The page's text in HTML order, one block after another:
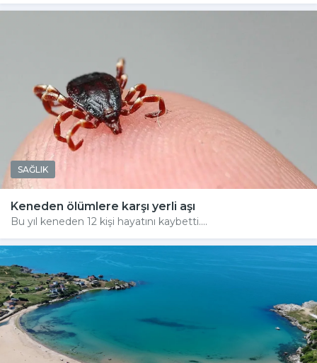
SAĞLIK
Keneden ölümlere karşı yerli aşı
Bu yıl keneden 12 kişi hayatını kaybetti....